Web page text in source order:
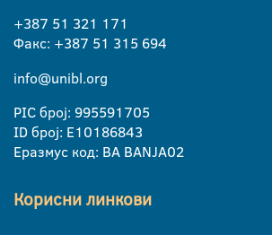
+387 51 321 171
Факс: +387 51 315 694
info@unibl.org
PIC број: 995591705
ID број: E10186843
Еразмус код: BA BANJA02
Корисни линкови